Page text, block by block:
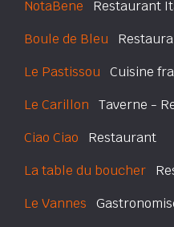
NotaBene Restaurant
Boule de Bleu
Le Pastissou Cuisine
Le Carillon Taverne -
Ciao Ciao Restaurant
La table du boucher
Le Vannes